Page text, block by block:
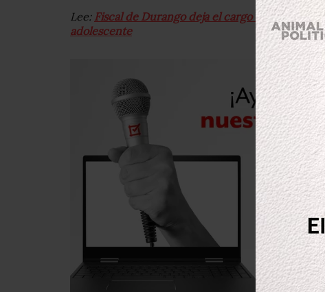
Lee: Fiscal de Durango deja el cargo tras fallas en
adolescente